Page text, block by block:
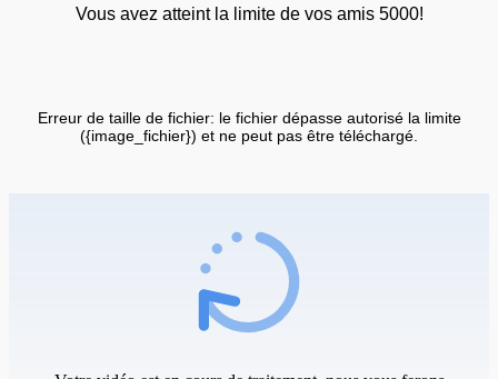
Vous avez atteint la limite de vos amis 5000!
Erreur de taille de fichier: le fichier dépasse autorisé la limite
({image_fichier}) et ne peut pas être téléchargé.